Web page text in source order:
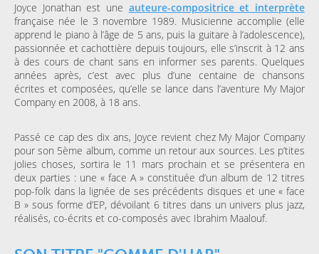
Joyce Jonathan est une auteure-compositrice et interprète
française née le 3 novembre 1989. Musicienne accomplie (elle
apprend le piano à l’âge de 5 ans, puis la guitare à l’adolescence),
passionnée et cachottière depuis toujours, elle s’inscrit à 12 ans
à des cours de chant sans en informer ses parents. Quelques
années après, c’est avec plus d’une centaine de chansons
écrites et composées, qu’elle se lance dans l’aventure My Major
Company en 2008, à 18 ans.
Passé ce cap des dix ans, Joyce revient chez My Major Company
pour son 5ème album, comme un retour aux sources. Les p’tites
jolies choses, sortira le 11 mars prochain et se présentera en
deux parties : une « face A » constituée d’un album de 12 titres
pop-folk dans la lignée de ses précédents disques et une « face
B » sous forme d’EP, dévoilant 6 titres dans un univers plus jazz,
réalisés, co-écrits et co-composés avec Ibrahim Maalouf.